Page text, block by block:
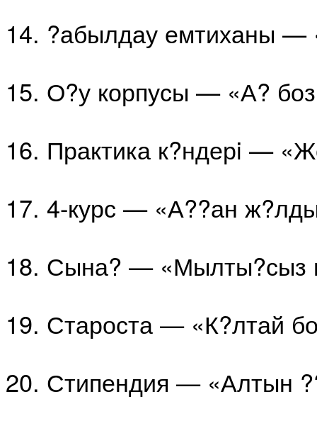
14. ?абылдау емтиханы —
15. О?у корпусы — «А?
16. Практика к?ндерi —
17. 4-курс — «А??ан
18. Сына? — «Мылты?сыз
19. Староста — «К?лтай
20. Стипендия — «Алтын